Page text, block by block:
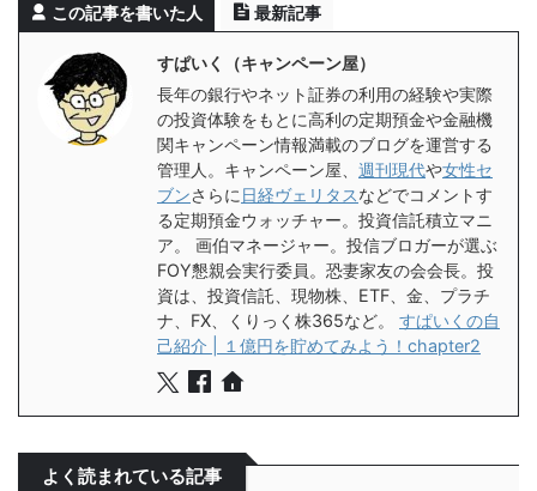
この記事を書いた人 最新記事
すぱいく（キャンペーン屋）
長年の銀行やネット証券の利用の経験や実際
の投資体験をもとに高利の定期預金や金融機
関キャンペーン情報満載のブログを運営する
管理人。キャンペーン屋、 週刊現代や女性セ
ブンさらに 日経ヴェリタスなどでコメントす
る定期預金ウォッチャー。投資信託積立マニ
ア。 画伯マネージャー。投信ブロガーが選ぶ
FOY懇親会実行委員。恐妻家友の会会長。投
資は、投資信託、現物株、ETF、金、プラチ
ナ、FX、くりっく株365など。 すぱいくの自
己紹介 | １億円を貯めてみよう！chapter2
よく読まれている記事